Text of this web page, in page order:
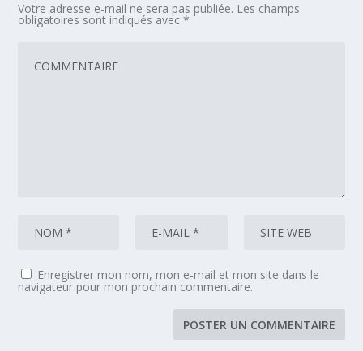
Votre adresse e-mail ne sera pas publiée. Les champs
obligatoires sont indiqués avec*
Enregistrer mon nom, mon e-mail et mon site dans le
navigateur pour mon prochain commentaire.